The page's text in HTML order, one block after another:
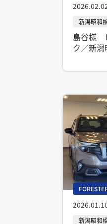
島谷様
ク／新